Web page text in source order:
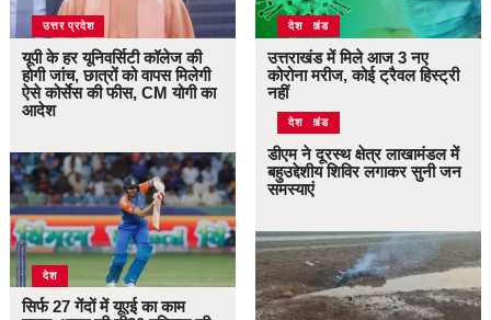
उत्तर प्रदेश
यूपी के हर यूनिवर्सिटी कॉलेज की
होगी जांच, छात्रों को वापस मिलेगी
ऐसे कोर्सेस की फीस, CM योगी का
आदेश
देश
सिर्फ 27 गेंदों में यूएई का काम
उत्तराखंड
देश
उत्तराखंड में मिले आज 3 नए
कोरोना मरीज, कोई ट्रैवल हिस्ट्री
नहीं
उत्तराखंड
देश
डीएम ने दूरस्थ क्षेत्र लाखामंडल में
बहुउद्देशीय शिविर लगाकर सुनी जन
समस्याएं